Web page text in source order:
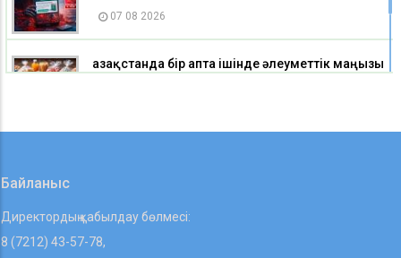
07 08 2026
Қазақстанда бір апта ішінде әлеуметтік маңызы
Байланыс
Директордың қабылдау бөлмесі:
8 (7212) 43-57-78,